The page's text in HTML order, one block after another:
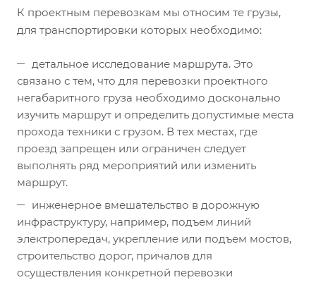
К проектным перевозкам мы относим те грузы,
для транспортировки которых необходимо:
детальное исследование маршрута. Это
связано с тем, что для перевозки проектного
негабаритного груза необходимо досконально
изучить маршрут и определить допустимые места
прохода техники с грузом. В тех местах, где
проезд запрещен или ограничен следует
выполнять ряд мероприятий или изменить
маршрут.
инженерное вмешательство в дорожную
инфраструктуру, например, подъем линий
электропередач, укрепление или подъем мостов,
строительство дорог, причалов для
осуществления конкретной перевозки